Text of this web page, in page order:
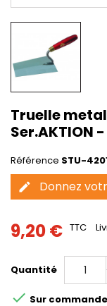
Truelle
Ser.AKTION
Référence STU-
edit Donnez
9,20 € TTC
Quantité
 Sur